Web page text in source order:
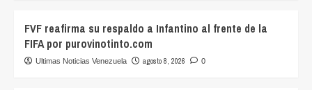
FVF reafirma su respaldo a Infantino al frente de la
FIFA por purovinotinto.com
Ultimas Noticias Venezuela agosto 8, 2026 0